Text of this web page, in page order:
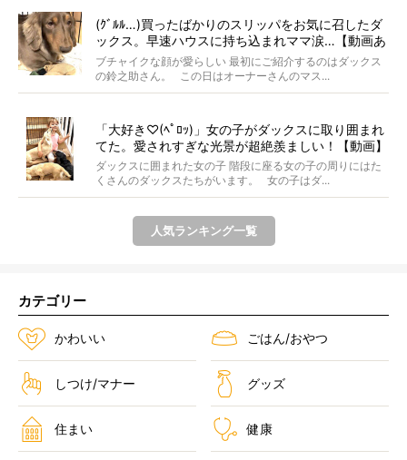
(ｸﾞﾙﾙ…)買ったばかりのスリッパをお気に召したダ
ックス。早速ハウスに持ち込まれママ涙…【動画あ
り】
ブチャイクな顔が愛らしい 最初にご紹介するのはダックス
の鈴之助さん。 この日はオーナーさんのマス...
「大好き♡(ﾍﾟﾛｯ)」女の子がダックスに取り囲まれ
てた。愛されすぎな光景が超絶羨ましい！【動画】
ダックスに囲まれた女の子 階段に座る女の子の周りにはた
くさんのダックスたちがいます。 女の子はダ...
人気ランキング一覧
カテゴリー
かわいい ごはん/おやつ
しつけ/マナー グッズ
住まい 健康